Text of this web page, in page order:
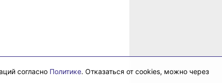
согласно Политике. Отказаться от cookies, можно через